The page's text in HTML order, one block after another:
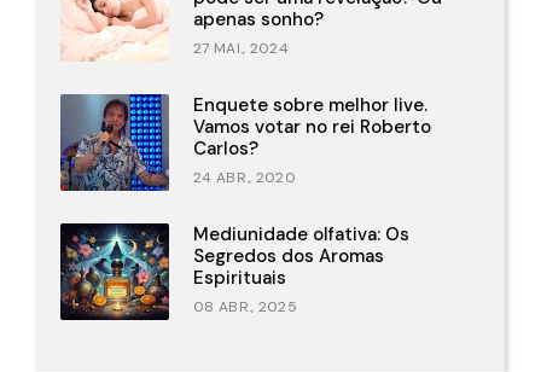
apenas sonho?
27 MAI., 2024
Enquete sobre melhor live.
Vamos votar no rei Roberto
Carlos?
24 ABR., 2020
Mediunidade olfativa: Os
Segredos dos Aromas
Espirituais
08 ABR., 2025